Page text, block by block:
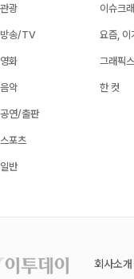
관광
방송/TV
영화
음악
공연/출판
스포츠
일반
이슈크
요즘, 이
그래픽스
한 컷
회사소개